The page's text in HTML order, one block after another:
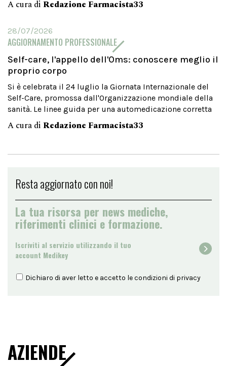
A cura di Redazione Farmacista33
28/07/2026
AGGIORNAMENTO PROFESSIONALE
Self-care, l'appello dell'Oms: conoscere meglio il
proprio corpo
Si è celebrata il 24 luglio la Giornata Internazionale del
Self-Care, promossa dall'Organizzazione mondiale della
sanità. Le linee guida per una automedicazione corretta
A cura di Redazione Farmacista33
Resta aggiornato con noi!
La tua risorsa per news mediche,
riferimenti clinici e formazione.
Iscriviti al servizio utilizzando il tuo
account Medikey
Dichiaro di aver letto e accetto le condizioni di privacy
AZIENDE